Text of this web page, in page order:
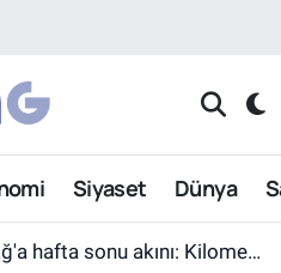
Siyaset Dünya
akını: Kilometrelerce araç kuyruğu